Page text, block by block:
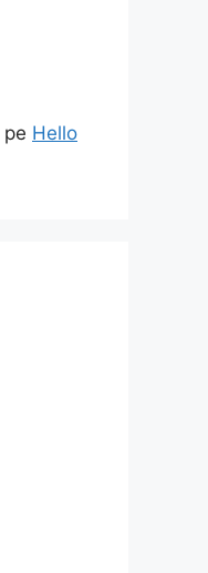
pe Hello